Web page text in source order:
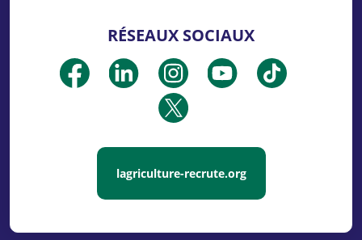
RÉSEAUX SOCIAUX
lagriculture-recrute.org